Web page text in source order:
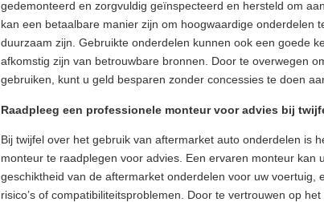
gedemonteerd en zorgvuldig geïnspecteerd en hersteld om
kan een betaalbare manier zijn om hoogwaardige onderdelen
duurzaam zijn. Gebruikte onderdelen kunnen ook een goede
afkomstig zijn van betrouwbare bronnen. Door te overwegen
gebruiken, kunt u geld besparen zonder concessies te doen
Raadpleeg een professionele monteur voor advies bij
Bij twijfel over het gebruik van aftermarket auto onderdelen is
monteur te raadplegen voor advies. Een ervaren monteur kan
geschiktheid van de aftermarket onderdelen voor uw voertuig,
risico’s of compatibiliteitsproblemen. Door te vertrouwen op